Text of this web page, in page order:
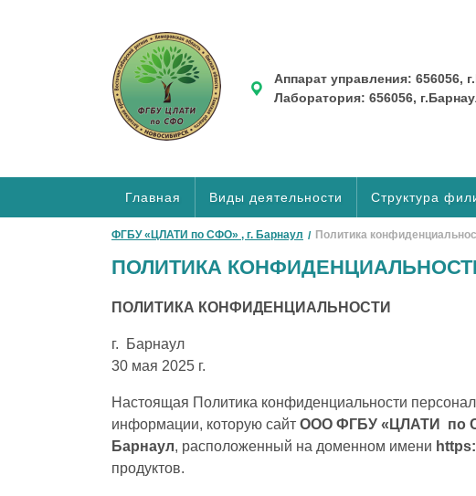
Аппарат управления: 656056,
Лаборатория: 656056,
Главная Виды деятельности Структура
ФГБУ «ЦЛАТИ по СФО» , г. Барнаул Политика
ПОЛИТИКА
ПОЛИТИКА КОНФИДЕНЦИАЛЬНОСТИ
г. Барнаул
30 мая 2025 г.
Настоящая Политика конфиденциальности
информации, которую сайт ООО ФГБУ «ЦЛАТИ по
Барнаул, расположенный на доменном имени
продуктов.